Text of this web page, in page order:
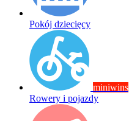
Pokój dziecięcy
miniwins
Rowery i pojazdy